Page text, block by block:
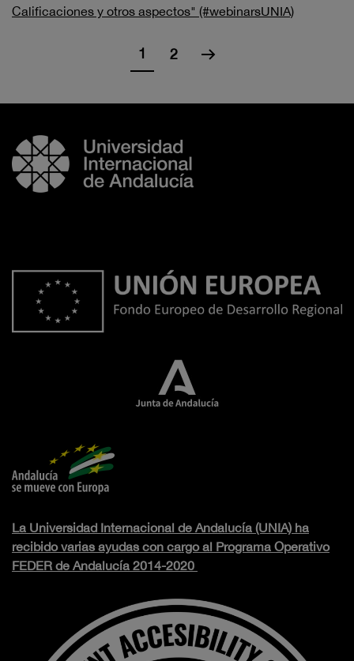
Calificaciones y otros aspectos" (#webinarsUNIA)
1 2
La Universidad Internacional de Andalucía (UNIA) ha
recibido varias ayudas con cargo al Programa Operativo
FEDER de Andalucía 2014-2020